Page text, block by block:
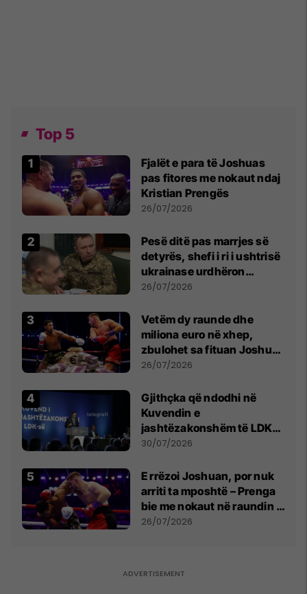
Top 5
Fjalët e para të Joshuas
pas fitores me nokaut ndaj
Kristian Prengës
26/07/2026
Pesë ditë pas marrjes së
detyrës, shefi i ri i ushtrisë
ukrainase urdhëron
kontroll të madh
26/07/2026
Vetëm dy raunde dhe
miliona euro në xhep,
zbulohet sa fituan Joshua
e Prenga
26/07/2026
Gjithçka që ndodhi në
Kuvendin e
jashtëzakonshëm të LDK-
së
30/07/2026
E rrëzoi Joshuan, por nuk
arriti ta mposhtë – Prenga
bie me nokaut në raundin e
dytë
26/07/2026